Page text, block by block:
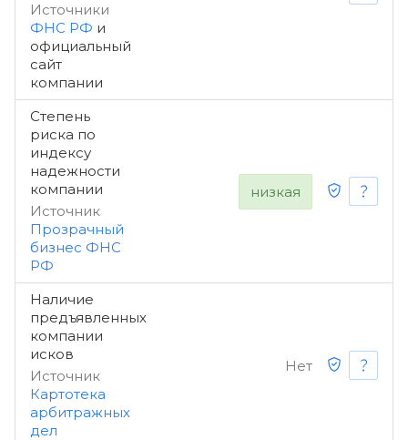
Источники
ФНС РФ и
официальный
сайт
компании
Степень
риска по
индексу
надежности
компании
Источник
Прозрачный
бизнес ФНС
РФ
низкая
Наличие
предъявленных
компании
исков
Источник
Картотека
арбитражных
дел
Нет